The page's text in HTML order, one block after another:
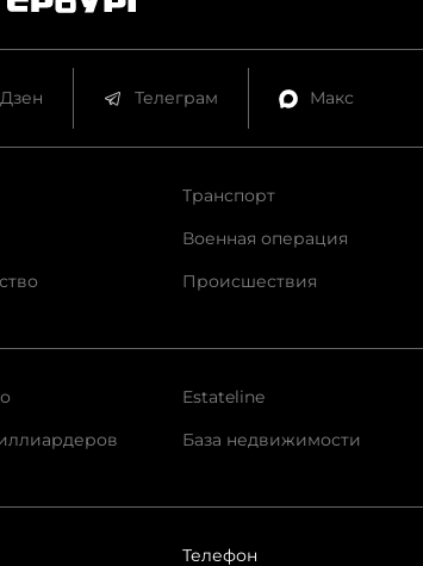
Телеграм Макс
Транспорт
Военная операция
Происшествия
Estateline
База недвижимости
Телефон